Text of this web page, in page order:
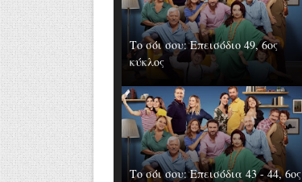
Το σόι σου: Επεισόδιο 49, 6ος
κύκλος
Το σόι σου: Επεισόδια 43 - 44, 6ος